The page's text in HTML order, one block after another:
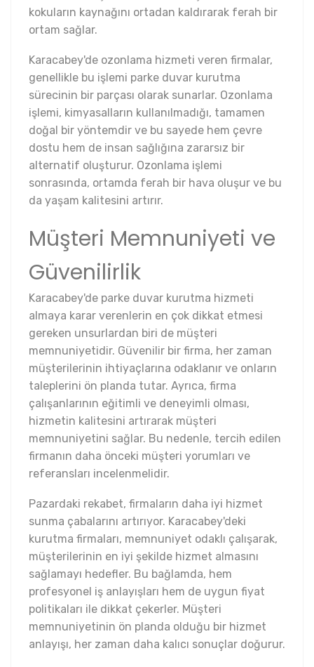
kokuların kaynağını ortadan kaldırarak ferah bir
ortam sağlar.
Karacabey'de ozonlama hizmeti veren firmalar,
genellikle bu işlemi parke duvar kurutma
sürecinin bir parçası olarak sunarlar. Ozonlama
işlemi, kimyasalların kullanılmadığı, tamamen
doğal bir yöntemdir ve bu sayede hem çevre
dostu hem de insan sağlığına zararsız bir
alternatif oluşturur. Ozonlama işlemi
sonrasında, ortamda ferah bir hava oluşur ve bu
da yaşam kalitesini artırır.
Müşteri Memnuniyeti ve
Güvenilirlik
Karacabey'de parke duvar kurutma hizmeti
almaya karar verenlerin en çok dikkat etmesi
gereken unsurlardan biri de müşteri
memnuniyetidir. Güvenilir bir firma, her zaman
müşterilerinin ihtiyaçlarına odaklanır ve onların
taleplerini ön planda tutar. Ayrıca, firma
çalışanlarının eğitimli ve deneyimli olması,
hizmetin kalitesini artırarak müşteri
memnuniyetini sağlar. Bu nedenle, tercih edilen
firmanın daha önceki müşteri yorumları ve
referansları incelenmelidir.
Pazardaki rekabet, firmaların daha iyi hizmet
sunma çabalarını artırıyor. Karacabey'deki
kurutma firmaları, memnuniyet odaklı çalışarak,
müşterilerinin en iyi şekilde hizmet almasını
sağlamayı hedefler. Bu bağlamda, hem
profesyonel iş anlayışları hem de uygun fiyat
politikaları ile dikkat çekerler. Müşteri
memnuniyetinin ön planda olduğu bir hizmet
anlayışı, her zaman daha kalıcı sonuçlar doğurur.